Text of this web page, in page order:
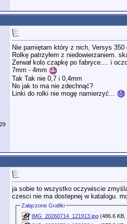
Nie pamiętam który z nich, Versys
Rolkę patrzyłem z niedowierzaniem.
Zerwał kolo czapkę po fabryce.... i
7mm - 4mm
Tak Tak nie 0,7 i 0,4mm
No jak to ma nie zdechnąć?
Linki do rolki nie mogę namierzyć...
ja sobie to wszystko oczywiscie
czesci nie ma dostepnej w katalogu.
Załączone Grafiki
IMG_20260714_121913.jpg (486.6 KB,